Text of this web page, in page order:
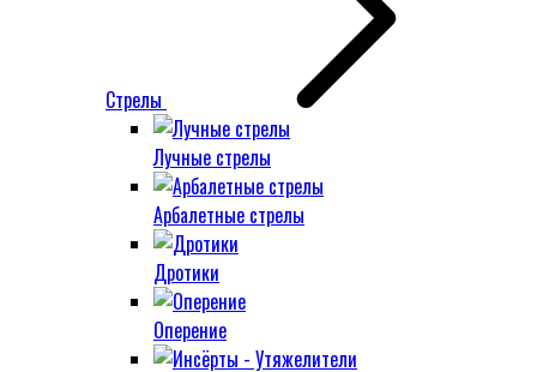
Стрелы
Лучные стрелы
Арбалетные стрелы
Дротики
Оперение